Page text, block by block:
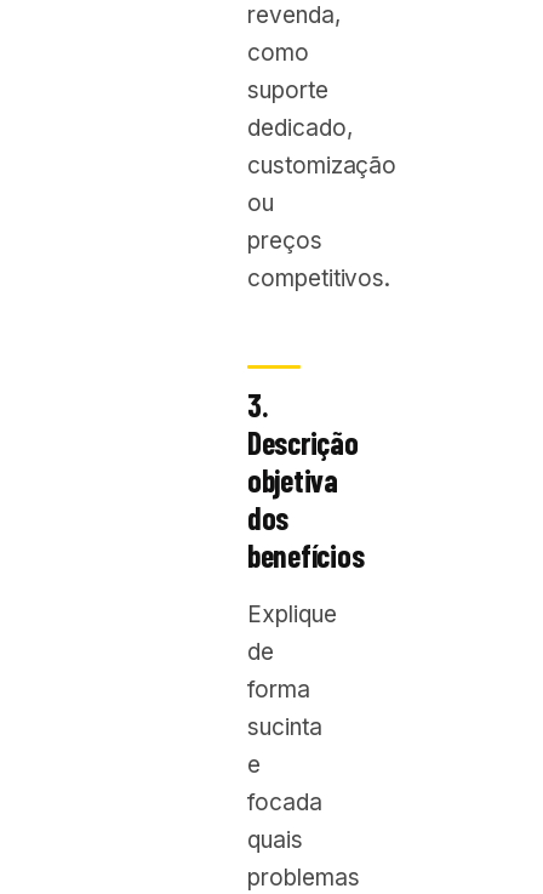
revenda,
como
suporte
dedicado,
customização
ou
preços
competitivos.
3.
Descrição
objetiva
dos
benefícios
Explique
de
forma
sucinta
e
focada
quais
problemas